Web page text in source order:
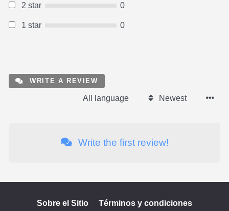
2 star 0
1 star 0
WRITE A REVIEW
All language Newest
Write the first review!
Sobre el Sitio Términos y condiciones